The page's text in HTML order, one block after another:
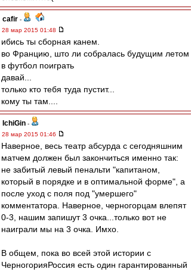
cafir -
28 мар 2015 01:48
ибись ты сборная канем.
во Францию, што ли собралась будущим летом
в футбол поиграть
давай...
только кто тебя туда пустит...
кому ты там....
IchiGin -
28 мар 2015 01:46
Наверное, весь театр абсурда с сегодняшним
матчем должен был закончиться именно так:
не забитый левый пенальти "капитаном,
который в порядке и в оптимальной форме", а
после уход с поля под "умершего"
комментатора. Наверное, черногорцам влепят
0-3, нашим запишут 3 очка...только вот не
наиграли мы на 3 очка. Имхо.
В общем, пока во всей этой истории с
ЧерногорияРоссия есть один гарантированный